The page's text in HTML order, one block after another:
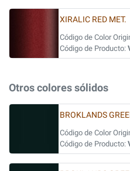
XIRALIC RED MET.
Código de Color
Código de Producto:
Otros colores sólidos
BROKLANDS
Código de Color
Código de Producto: